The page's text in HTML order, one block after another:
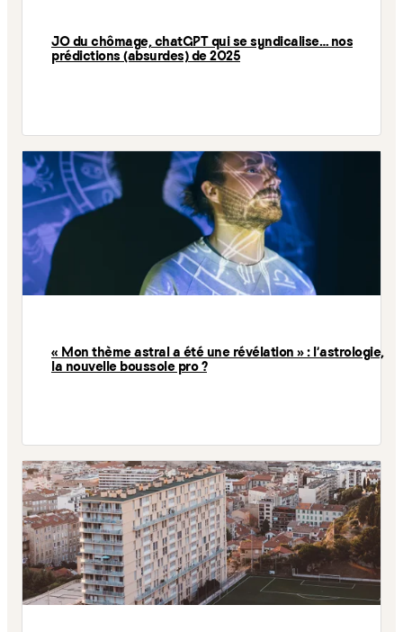
JO du chômage, chatGPT qui se syndicalise… nos
prédictions (absurdes) de 2025
« Mon thème astral a été une révélation » : l'astrologie,
la nouvelle boussole pro ?